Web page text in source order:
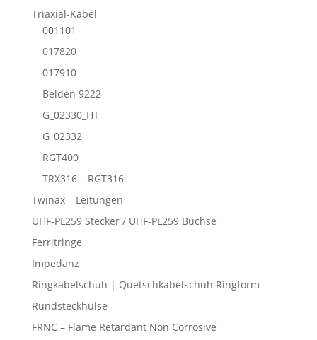
Triaxial-Kabel
001101
017820
017910
Belden 9222
G_02330_HT
G_02332
RGT400
TRX316 – RGT316
Twinax – Leitungen
UHF-PL259 Stecker / UHF-PL259 Buchse
Ferritringe
Impedanz
Ringkabelschuh | Quetschkabelschuh Ringform
Rundsteckhülse
FRNC – Flame Retardant Non Corrosive